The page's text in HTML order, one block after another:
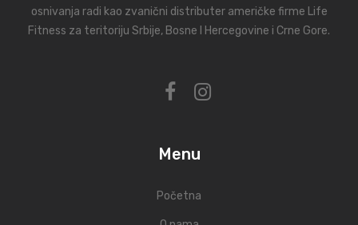
osnivanja radi kao zvanični distributer američke firme Life
Fitness za teritoriju Srbije, Bosne I Hercegovine i Crne Gore.
Menu
Početna